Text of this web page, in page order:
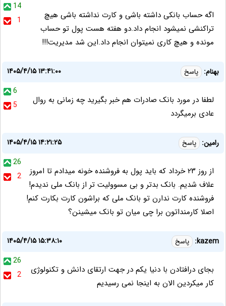
14
1
اگه حساب بانکی داشته باشی و کارت نداشته باشی هیچ
تراکنشی نمیشود انجام داد.دو هفته هست پول تو حساب
مونده و هیچ کاری نمیتوان انجام داد.این شد مدیریت!!!
بهنام: پاسخ
۱۴۰۵/۴/۱۵ ۱۳:۴۱:۰۰
6
5
لطفا در مورد بانک صادرات هم خبر بگیرید چه زمانی به روال
عادی برمیگردد
رامین: پاسخ
۱۴۰۵/۴/۱۵ ۱۴:۲۱:۲۵
26
2
از روز ۲۳ خرداد که باید پول به فروشنده خونه میدادم تا امروز
علاف شدیم. بانک بدتر و بی مسوولیت تر از بانک ملی ندیدم!
فروشنده کارت ندارن تو بانک ملی که براشون کارت بکارت کنم!
اصلا کارمنداتون برا چی میان تو بانک میشینن؟
kazem: پاسخ
۱۴۰۵/۴/۱۵ ۱۵:۳۸:۱۰
26
2
بجای درافتادن با دنیا یکم در جهت ارتقای دانش و تکنولوژی
کار میکردین الان به اینجا نمی رسیدیم